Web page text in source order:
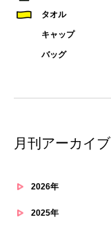
タオル
キャップ
バッグ
月刊アーカイブ
2026年
2025年